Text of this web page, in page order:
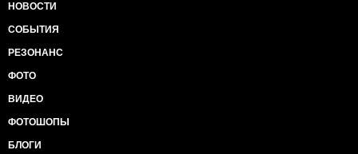
НОВОСТИ
СОБЫТИЯ
РЕЗОНАНС
ФОТО
ВИДЕО
ФОТОШОПЫ
БЛОГИ